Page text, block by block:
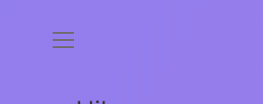
Anasayfa
menüyü